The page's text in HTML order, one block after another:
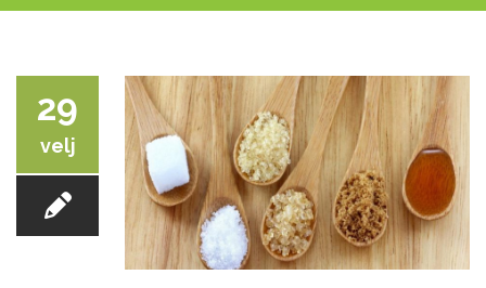
YOGA I TRENINZI
29
velj